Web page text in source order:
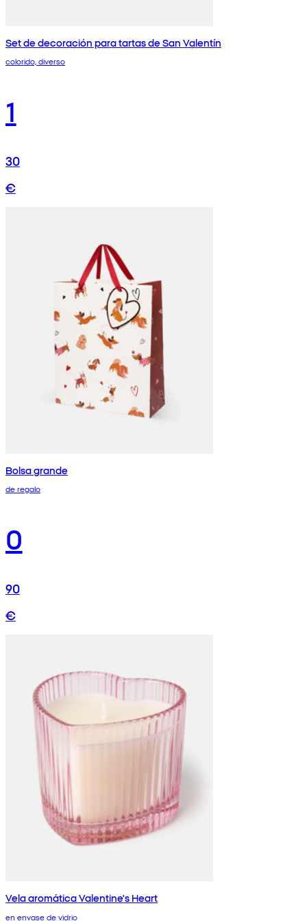
Set de decoración para tartas de San Valentín
colorido, diverso
1
30
€
Bolsa grande
de regalo
0
90
€
Vela aromática Valentine's Heart
en envase de vidrio